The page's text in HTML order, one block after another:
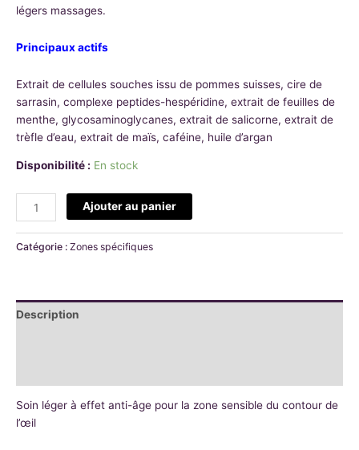
légers massages.
Principaux actifs
Extrait de cellules souches issu de pommes suisses, cire de
sarrasin, complexe peptides-hespéridine, extrait de feuilles de
menthe, glycosaminoglycanes, extrait de salicorne, extrait de
trèfle d’eau, extrait de maïs, caféine, huile d’argan
Disponibilité : En stock
Ajouter au panier
Catégorie : Zones spécifiques
Description
Soin léger à effet anti-âge pour la zone sensible du contour de
l’œil